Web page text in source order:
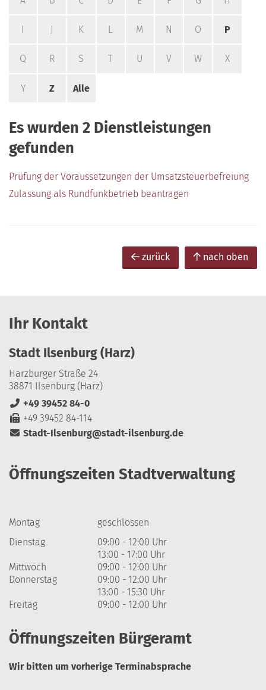
J K L M N O P
Q R S T U V W X
Y Z Alle
Es wurden 2 Dienstleistungen
gefunden
Prüfung der Voraussetzungen der Umsatzsteuerbefreiung
Zulassung als Rundfunkbetrieb beantragen
zurück nach oben
Ihr Kontakt
Stadt Ilsenburg (Harz)
Harzburger Straße 24
38871 Ilsenburg (Harz)
+49 39452 84-0
+49 39452 84-114
Stadt-Ilsenburg@stadt-ilsenburg.de
Öffnungszeiten Stadtverwaltung
Montag
geschlossen
Dienstag
09:00 - 12:00 Uhr
13:00 - 17:00 Uhr
Mittwoch
09:00 - 12:00 Uhr
Donnerstag
09:00 - 12:00 Uhr
13:00 - 15:30 Uhr
Freitag
09:00 - 12:00 Uhr
Öffnungszeiten Bürgeramt
Wir bitten um vorherige Terminabsprache